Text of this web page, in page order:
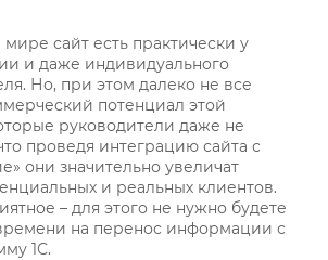
сайт есть практически у
и даже индивидуального
Но, при этом далеко не все
потенциал этой
руководители даже не
проведя интеграцию сайта с
они значительно увеличат
и реальных клиентов.
– для этого не нужно будете
на перенос информации с
1С.